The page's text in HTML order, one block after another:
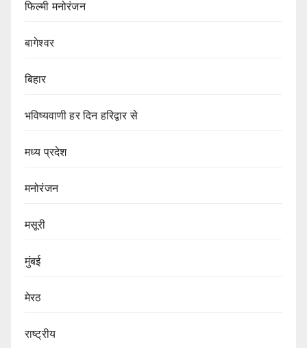
फिल्मी मनोरंजन
बागेश्वर
बिहार
भविष्यवाणी हर दिन हरिद्वार से
मध्य प्रदेश
मनोरंजन
मसूरी
मुंबई
मेरठ
राष्ट्रीय